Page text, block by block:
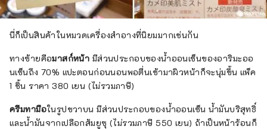
นี่ก็เป็นสินค้าในหมวดเครื่องสำอางที่นิยมมากเช่นกัน
ทางซ้ายคือมาสก์หน้า มีส่วนประกอบของน้ำออนเซ็นของอาริมะออ
นเซ็นถึง 70% แปะตอนก่อนนอนพอตื่นเช้ามาผิวหน้าก็จะนุ่มขึ้น แพ็ค
1 ชิ้น ราคา 380 เยน (ไม่รวมภาษี)
ครีมทามือในรูปขวาบน มีส่วนประกอบของน้ำออนเซ็น น้ำมันบริสุทธิ์
และน้ำมันจากเปลือกส้มยูซุ (ไม่รวมภาษี 550 เยน) ถ้าเป็นหน้าร้อนก็